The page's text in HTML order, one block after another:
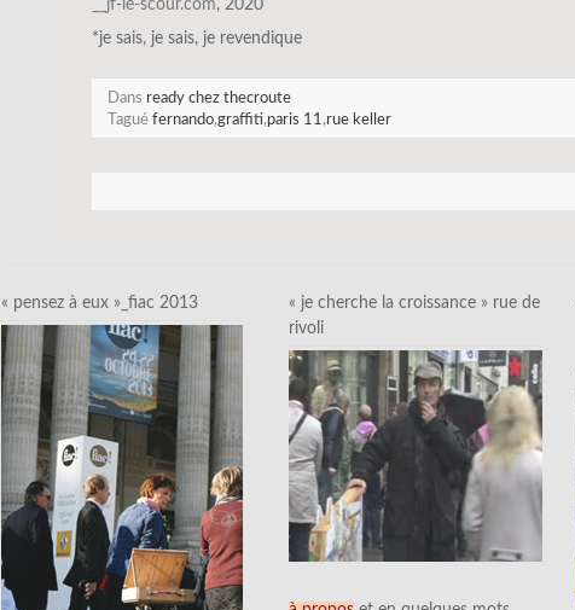
__jf-le-scour.com, 2020
*je sais, je sais, je revendique
Dans ready chez thecroute
Tagué fernando,graffiti,paris 11 ,rue keller
« pensez à eux »_fiac 2013
« je cherche la croissance » rue de
rivoli